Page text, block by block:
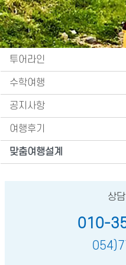
투어라인
수학여행
공지사항
여행후기
맞춤여행설계
상
010-